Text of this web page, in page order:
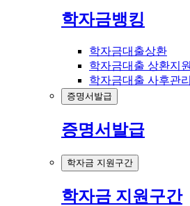
학자금뱅킹
학자금대출상환
학자금대출 상환지원
학자금대출 사후관리
증명서발급
증명서발급
학자금 지원구간
학자금 지원구간